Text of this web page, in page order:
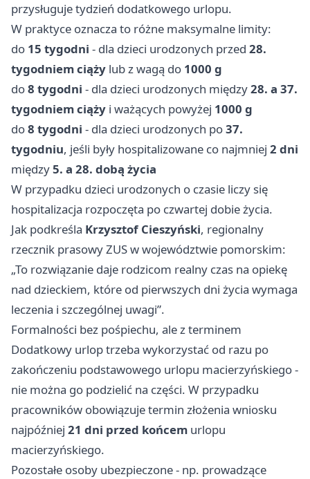
przysługuje tydzień dodatkowego urlopu.
W praktyce oznacza to różne maksymalne limity:
do 15 tygodni - dla dzieci urodzonych przed 28.
tygodniem ciąży lub z wagą do 1000 g
do8 tygodni - dla dzieci urodzonych między28. a 37.
tygodniem ciąży i ważących powyżej 1000 g
do8 tygodni - dla dzieci urodzonych po37.
tygodniu, jeśli były hospitalizowane co najmniej 2 dni
między5. a 28. dobą życia
W przypadku dzieci urodzonych o czasie liczy się
hospitalizacja rozpoczęta po czwartej dobie życia.
Jak podkreśla Krzysztof Cieszyński, regionalny
rzecznik prasowy ZUS w województwie pomorskim:
„To rozwiązanie daje rodzicom realny czas na opiekę
nad dzieckiem, które od pierwszych dni życia wymaga
leczenia i szczególnej uwagi”.
Formalności bez pośpiechu, ale z terminem
Dodatkowy urlop trzeba wykorzystać od razu po
zakończeniu podstawowego urlopu macierzyńskiego -
nie można go podzielić na części. W przypadku
pracowników obowiązuje termin złożenia wniosku
najpóźniej 21 dni przed końcem urlopu
macierzyńskiego.
Pozostałe osoby ubezpieczone - np. prowadzące